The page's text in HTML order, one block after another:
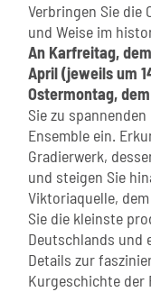
Verbringen Sie die
und Weise im
An Karfreitag,
April (jeweils um
Ostermontag,
Sie zu
Ensemble ein.
Gradierwerk,
und steigen Sie
Viktoriaquelle,
Sie die kleinste
Deutschlands und
Details zur
Kurgeschichte der